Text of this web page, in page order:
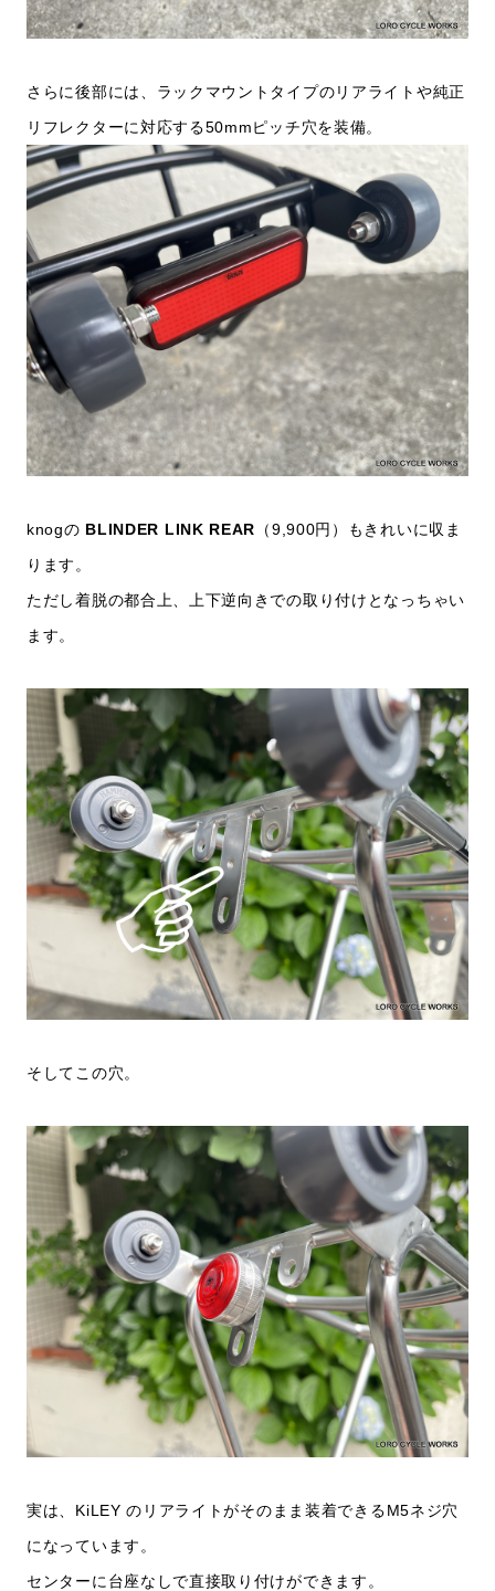
さらに後部には、ラックマウントタイプのリアライトや純正
リフレクターに対応する50mmピッチ穴を装備。
knogの BLINDER LINK REAR （9,900円）もきれいに収ま
ります。
ただし着脱の都合上、上下逆向きでの取り付けとなっちゃい
ます。
そしてこの穴。
実は、KiLEY のリアライトがそのまま装着できるM5ネジ穴
になっています。
センターに台座なしで直接取り付けができます。